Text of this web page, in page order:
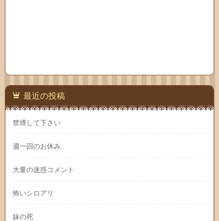
最近の投稿
禁煙して下さい
週一回のお休み
大量の迷惑コメント
怖いシロアリ
妹の死